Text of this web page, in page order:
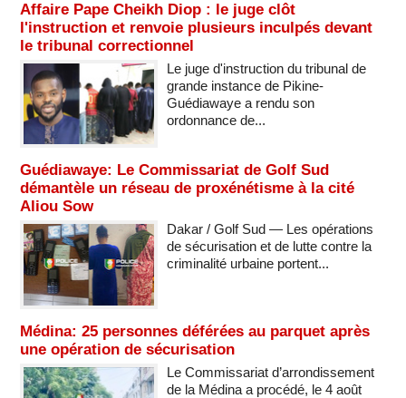
Affaire Pape Cheikh Diop : le juge clôt
l'instruction et renvoie plusieurs inculpés devant
le tribunal correctionnel
Le juge d'instruction du tribunal de
grande instance de Pikine-
Guédiawaye a rendu son
ordonnance de...
Guédiawaye: Le Commissariat de Golf Sud
démantèle un réseau de proxénétisme à la cité
Aliou Sow
Dakar / Golf Sud — Les opérations
de sécurisation et de lutte contre la
criminalité urbaine portent...
Médina: 25 personnes déférées au parquet après
une opération de sécurisation
Le Commissariat d’arrondissement
de la Médina a procédé, le 4 août